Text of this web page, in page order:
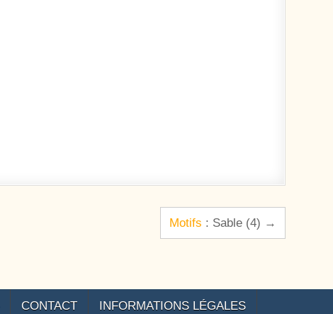
Motifs : Sable (4) →
CONTACT INFORMATIONS LÉGALES